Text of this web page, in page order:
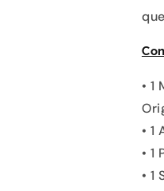
•
•
•
• 1